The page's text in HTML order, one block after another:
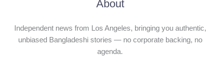
About
Independent news from Los Angeles, bringing you authentic,
unbiased Bangladeshi stories — no corporate backing, no
agenda.